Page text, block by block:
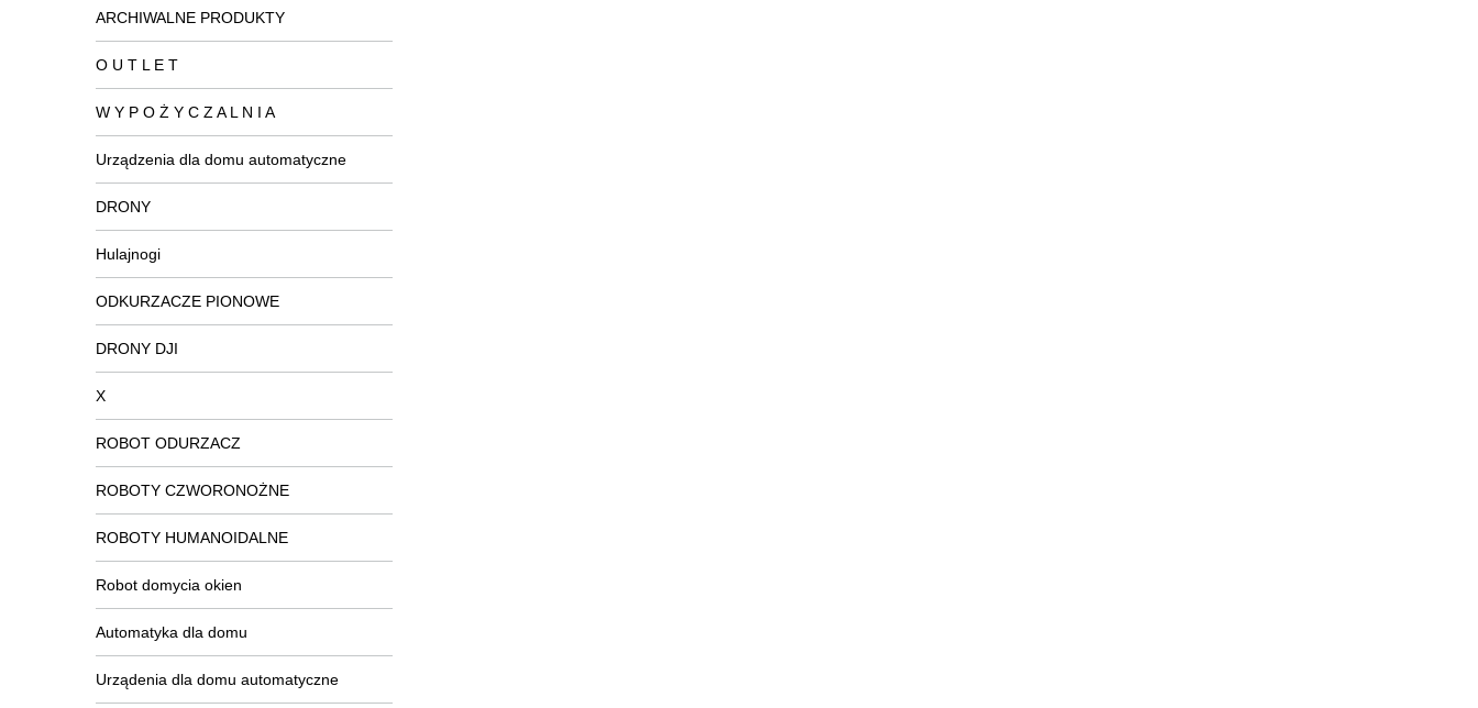
ARCHIWALNE PRODUKTY
O U T L E T
W Y P O Ż Y C Z A L N I A
Urządzenia dla domu automatyczne
DRONY
Hulajnogi
ODKURZACZE PIONOWE
DRONY DJI
X
ROBOT ODURZACZ
ROBOTY CZWORONOŻNE
ROBOTY HUMANOIDALNE
Robot domycia okien
Automatyka dla domu
Urządenia dla domu automatyczne